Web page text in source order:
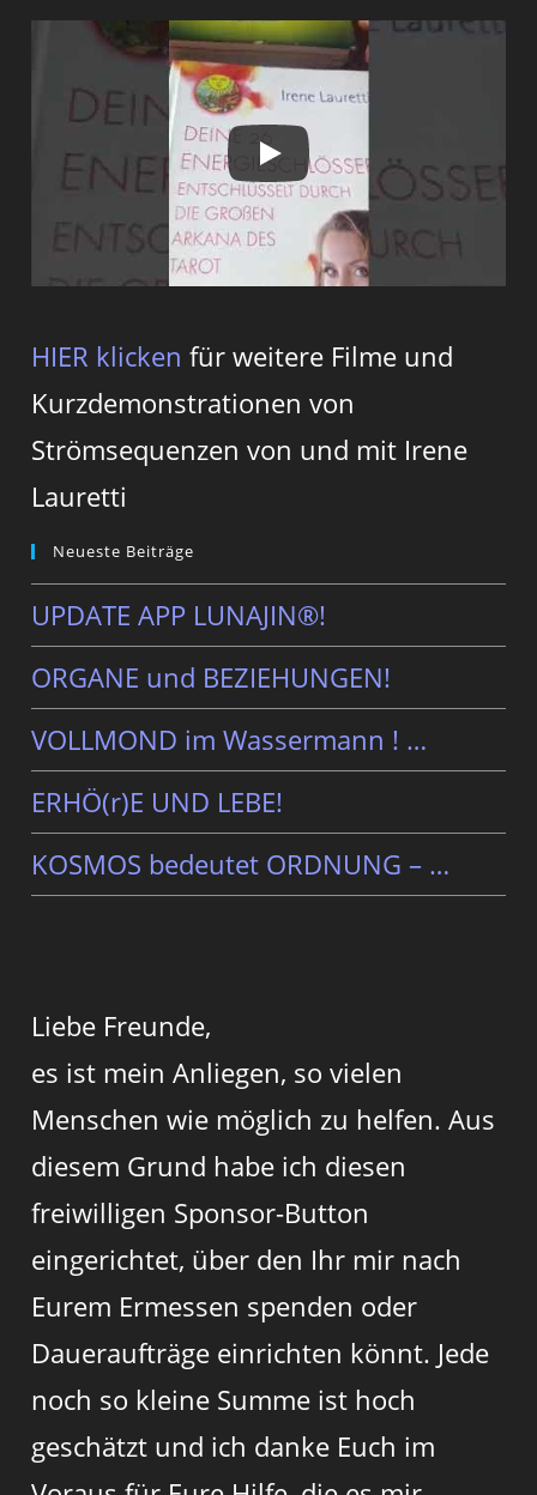
HIER klicken für weitere Filme und
Kurzdemonstrationen von
Strömsequenzen von und mit Irene
Lauretti
Neueste Beiträge
UPDATE APP LUNAJIN®!
ORGANE und BEZIEHUNGEN!
VOLLMOND im Wassermann ! …
ERHÖ(r)E UND LEBE!
KOSMOS bedeutet ORDNUNG – …
Liebe Freunde,
es ist mein Anliegen, so vielen
Menschen wie möglich zu helfen. Aus
diesem Grund habe ich diesen
freiwilligen Sponsor-Button
eingerichtet, über den Ihr mir nach
Eurem Ermessen spenden oder
Daueraufträge einrichten könnt. Jede
noch so kleine Summe ist hoch
geschätzt und ich danke Euch im